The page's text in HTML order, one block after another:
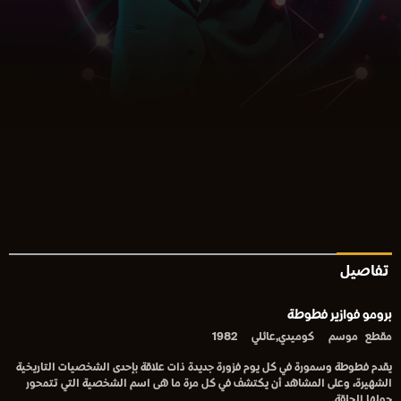
تفاصيل
برومو فوازير فطوطة
مقطع موسم كوميدي,عائلي 1982
يقدم فطوطة وسمورة في كل يوم فزورة جديدة ذات علاقة بإحدى الشخصيات التاريخية
الشهيرة، وعلى المشاهد أن يكتشف في كل مرة ما هى اسم الشخصية التي تتمحور